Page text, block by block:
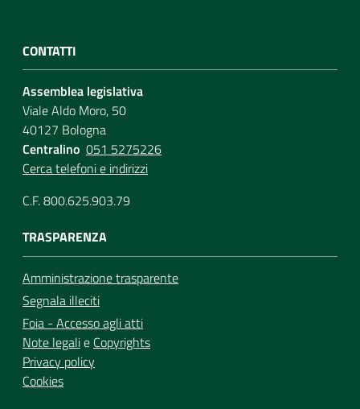
CONTATTI
Assemblea legislativa
Viale Aldo Moro, 50
40127 Bologna
Centralino 051 5275226
Cerca telefoni e indirizzi
C.F. 800.625.903.79
TRASPARENZA
Amministrazione trasparente
Segnala illeciti
Foia - Accesso agli atti
Note legalie Copyrights
Privacy policy
Cookies